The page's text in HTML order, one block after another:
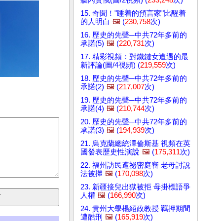
15. 奇聞！"睡着的預言家"比醒着
的人明白 🖼️ (230,758次)
16. 歷史的先聲─中共72年多前的
承諾(5) 🖼️ (220,731次)
17. 精彩視頻：對鐵鏈女遭遇的最
新評論(圖/4視頻) (219,559次)
18. 歷史的先聲─中共72年多前的
承諾(2) 🖼️ (217,007次)
19. 歷史的先聲─中共72年多前的
承諾(4) 🖼️ (210,744次)
20. 歷史的先聲─中共72年多前的
承諾(3) 🖼️ (194,939次)
21. 烏克蘭總統澤倫斯基 視頻在英
國發表歷史性演說 🖼️ (175,311次)
22. 福州訪民遭祕密庭審 老母討說
法被攆 🖼️ (170,098次)
23. 新疆接兒出獄被拒 母掛標語爭
人權 🖼️ (166,990次)
24. 貴州大學楊紹政教授 羈押期間
遭酷刑 🖼️ (165,919次)